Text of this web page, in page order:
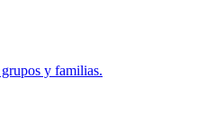
grupos y familias.